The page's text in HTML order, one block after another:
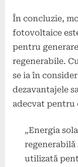
În concluzie,
fotovoltaice
pentru
regenerabile.
se ia în
dezavantajele
adecvat pentru
„Energia
regenerabilă
utilizată